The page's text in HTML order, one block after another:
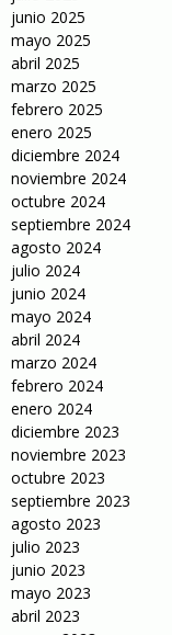
junio 2025
mayo 2025
abril 2025
marzo 2025
febrero 2025
enero 2025
diciembre 2024
noviembre 2024
octubre 2024
septiembre 2024
agosto 2024
julio 2024
junio 2024
mayo 2024
abril 2024
marzo 2024
febrero 2024
enero 2024
diciembre 2023
noviembre 2023
octubre 2023
septiembre 2023
agosto 2023
julio 2023
junio 2023
mayo 2023
abril 2023